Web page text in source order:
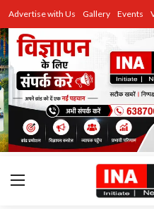
Advertise with Us Gallery Events
उत्तर प्रदेश
Advertise with Us
Events
राज्य